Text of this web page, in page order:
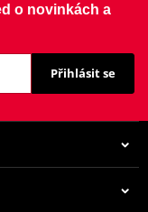
povrchu a mají lepší
o novinkách a
Přihlásit se